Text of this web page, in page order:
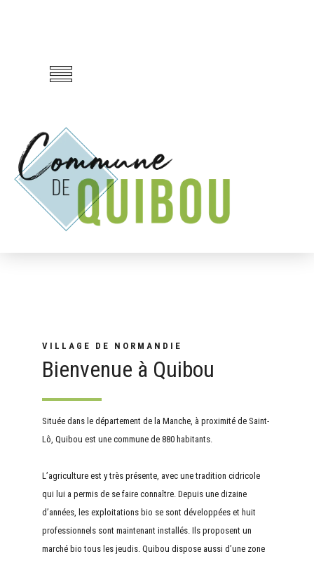
VILLAGE DE NORMANDIE
Bienvenue à Quibou
Située dans le département de la Manche, à proximité de Saint-
Lô, Quibou est une commune de 880 habitants.
L’agriculture est y très présente, avec une tradition cidricole
qui lui a permis de se faire connaître. Depuis une dizaine
d’années, les exploitations bio se sont développées et huit
professionnels sont maintenant installés. Ils proposent un
marché bio tous les jeudis. Quibou dispose aussi d’une zone